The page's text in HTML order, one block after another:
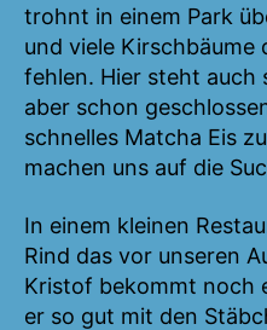
trohnt in einem Park
und viele
fehlen. Hier steht auch
aber schon
schnelles Matcha Eis
machen uns auf die
In einem kleinen
Rind das vor unseren
Kristof bekommt noch
er so gut mit den